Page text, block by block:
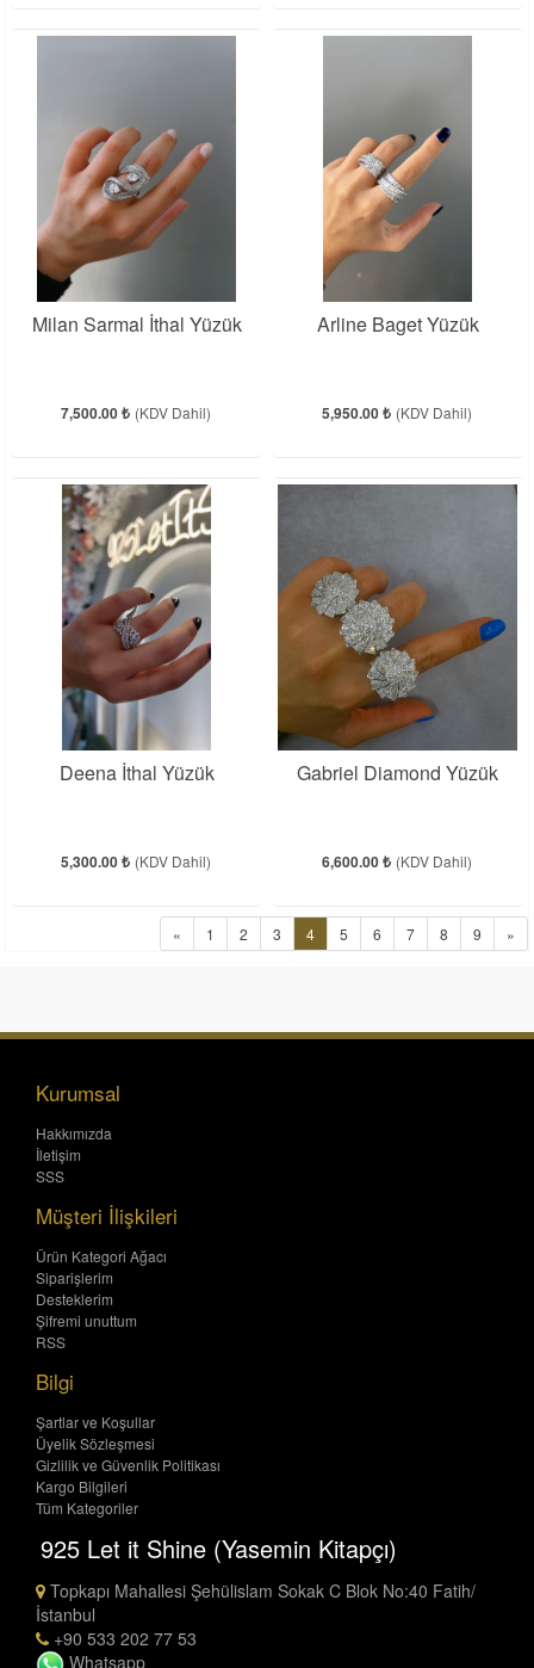
Milan Sarmal İthal Yüzük
7,500.00 ₺ (KDV Dahil)
Arline Baget Yüzük
5,950.00 ₺ (KDV Dahil)
Deena İthal Yüzük
5,300.00 ₺ (KDV Dahil)
Gabriel Diamond Yüzük
6,600.00 ₺ (KDV Dahil)
« 1 2 3 4 5 6 7 8 9 »
Kurumsal
Hakkımızda
İletişim
SSS
Müşteri İlişkileri
Ürün Kategori Ağacı
Siparişlerim
Desteklerim
Şifremi unuttum
RSS
Bilgi
Şartlar ve Koşullar
Üyelik Sözleşmesi
Gizlilik ve Güvenlik Politikası
Kargo Bilgileri
Tüm Kategoriler
925 Let it Shine (Yasemin Kitapçı)
Topkapı Mahallesi Şehülislam Sokak C Blok No:40 Fatih/
İstanbul
+90 533 202 77 53
Whatsapp